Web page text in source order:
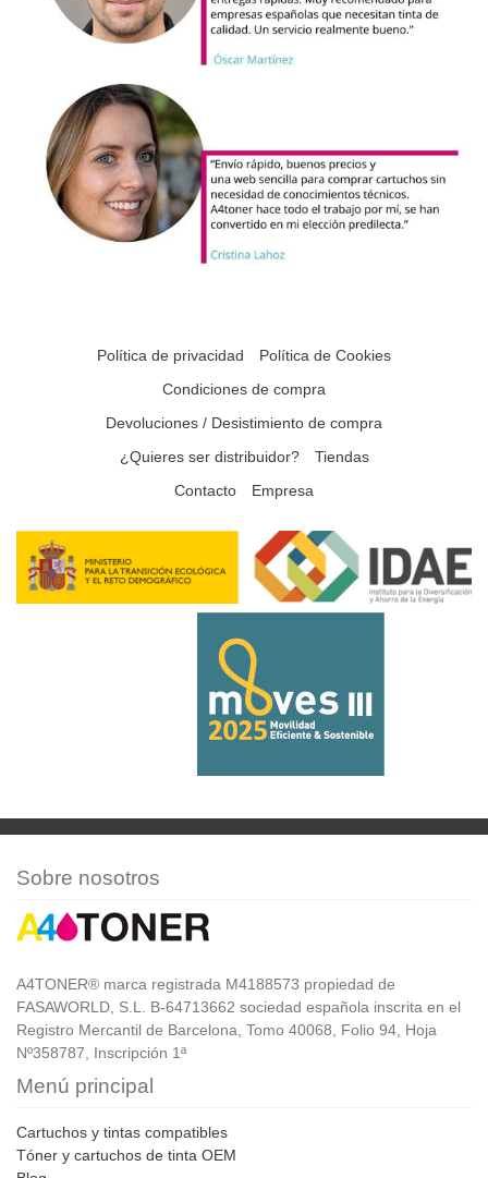
Política de privacidad
Política de Cookies
Condiciones de compra
Devoluciones / Desistimiento de compra
¿Quieres ser distribuidor?
Tiendas
Contacto
Empresa
Sobre nosotros
A4TONER® marca registrada M4188573 propiedad de
FASAWORLD, S.L. B-64713662 sociedad española inscrita en el
Registro Mercantil de Barcelona, Tomo 40068, Folio 94, Hoja
Nº358787, Inscripción 1ª
Menú principal
Cartuchos y tintas compatibles
Tóner y cartuchos de tinta OEM